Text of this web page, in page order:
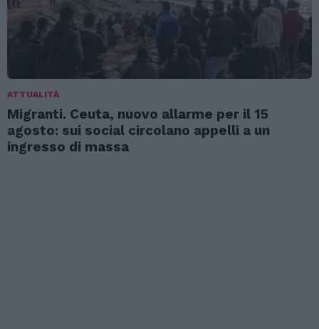
ATTUALITÀ
Migranti. Ceuta, nuovo allarme per il 15
agosto: sui social circolano appelli a un
ingresso di massa